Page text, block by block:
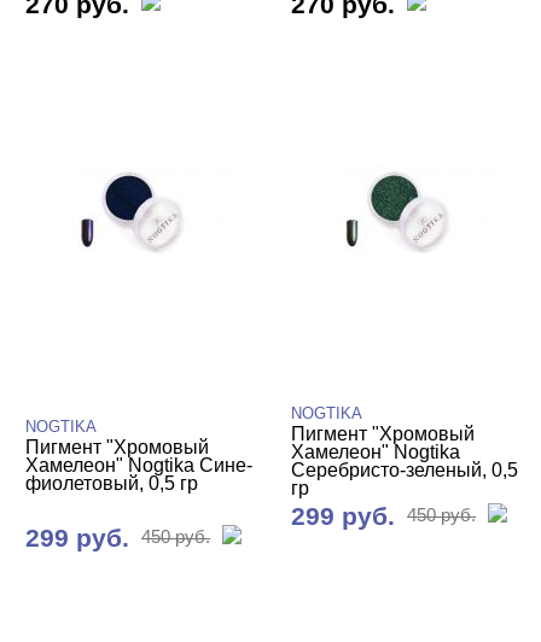
NOGTIKA
Пигмент "Хромовый
Хамелеон" Nogtika Сине-
фиолетовый, 0,5 гр
299 руб. 450 руб.
NOGTIKA
Пигмент "Хромовый
Хамелеон" Nogtika
Серебристо-зеленый, 0,5
гр
299 руб. 450 руб.